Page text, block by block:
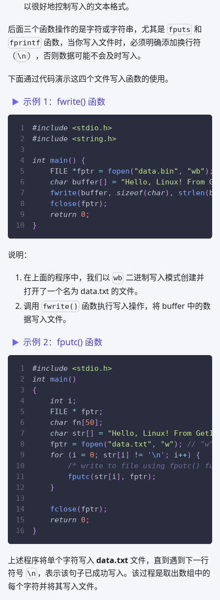
以很好地控制写入的文本格式。
后面三个函数操作的是字符或字符串，尤其是 fputs 和
fprintf 函数，当你写入文件时，必须明确添加换行符
（ \n ），否则数据可能不会及时写入。
下面通过代码演示这四个文件写入函数的使用。
示例 1：fwrite() 函数
#include <stdio.h>
#include <string.h>
int main ( )
{
    FILE
*fptr = fopen ( "data.bin" , "wb" ) ;
char buffer [ ] =
"Hello, Linux! From
fwrite( buffer, sizeof(char) , strlen (
fclose(fptr) ;
return
0 ;
}
说明：
在上面的程序中，我们以 wb 二进制写入模式创建并
打开了一个名为 data.txt 的文件。
调用 fwrite()
函数执行写入操作，将 buffer 中的数
据写入文件。
示例 2：fputc() 函数
#include <stdio.h>
int main ( )
{
int i ;
    FILE
* fptr;
char fn [50] ;
char str[ ] =
"Hello, Linux! From
    fptr
= fopen ( "data.txt" , "w" ) ;
// "w"
for
(i = 0 ; str[i] != '\n' ; i++)
{
/* write to file using fputc()
fputc (str[i] , fptr) ;
}
fclose(fptr) ;
return
0 ;
}
上述程序将单个字符写入data.txt文件，直到遇到下一行
符号 \n ，表示该句子已成功写入。该过程是取出数组中的
每个字符并将其写入文件。